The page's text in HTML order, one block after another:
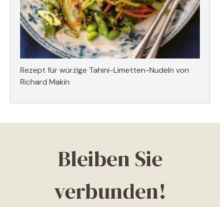
Rezept für würzige Tahini-Limetten-Nudeln von
Richard Makin
Bleiben Sie
verbunden!